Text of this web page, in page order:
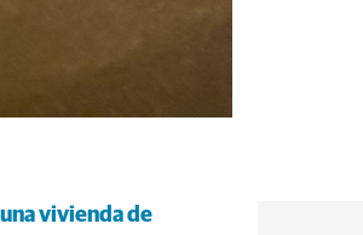
vivienda de